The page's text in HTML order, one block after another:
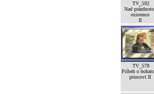
TV_592
Nad
existence
II
TV_578
Príbeh o
princovi II